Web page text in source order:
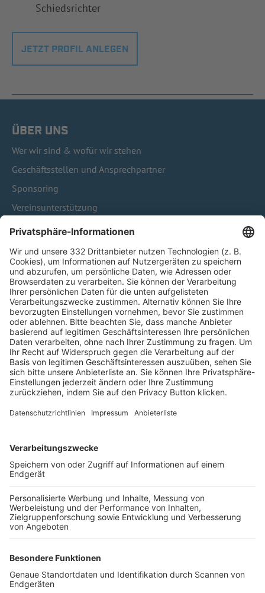
Schiedsrichter
JETZT PROFIL ANLEGEN
ÜBER UNS
Wer wir sind & wofür wir stehen
Geschäftsstellen und Ansprechpartner
Sponsoring
Vereinsunterstützung
Infothek
HÄUFIG BESUCHTE SEITEN
Pässe und Vereinswechsel
Trainerausbildung
Schulungsangebot Vereinsmitarbeiter
BFV-Geschäftsstellen
Trainerbörse
Login SpielPlus
TOP-VEREINE
TOP-PARTNER